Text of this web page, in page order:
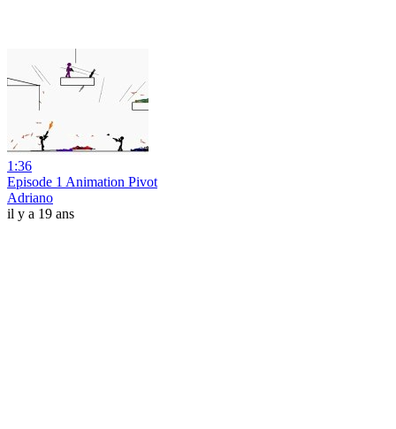
1:36
Episode 1 Animation Pivot
Adriano
il y a 19 ans